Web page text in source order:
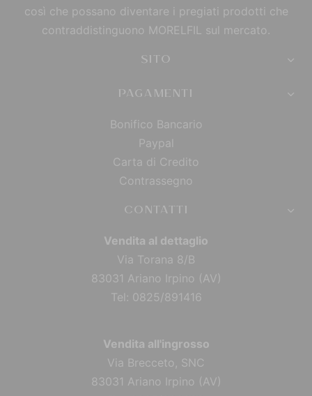
così che possano diventare i pregiati prodotti che
contraddistinguono MORELFIL sul mercato.
SITO
PAGAMENTI
Bonifico Bancario
Paypal
Carta di Credito
Contrassegno
CONTATTI
Vendita al dettaglio
Via Torana 8/B
83031 Ariano Irpino (AV)
Tel: 0825/891416
Vendita all'ingrosso
Via Brecceto, SNC
83031 Ariano Irpino (AV)